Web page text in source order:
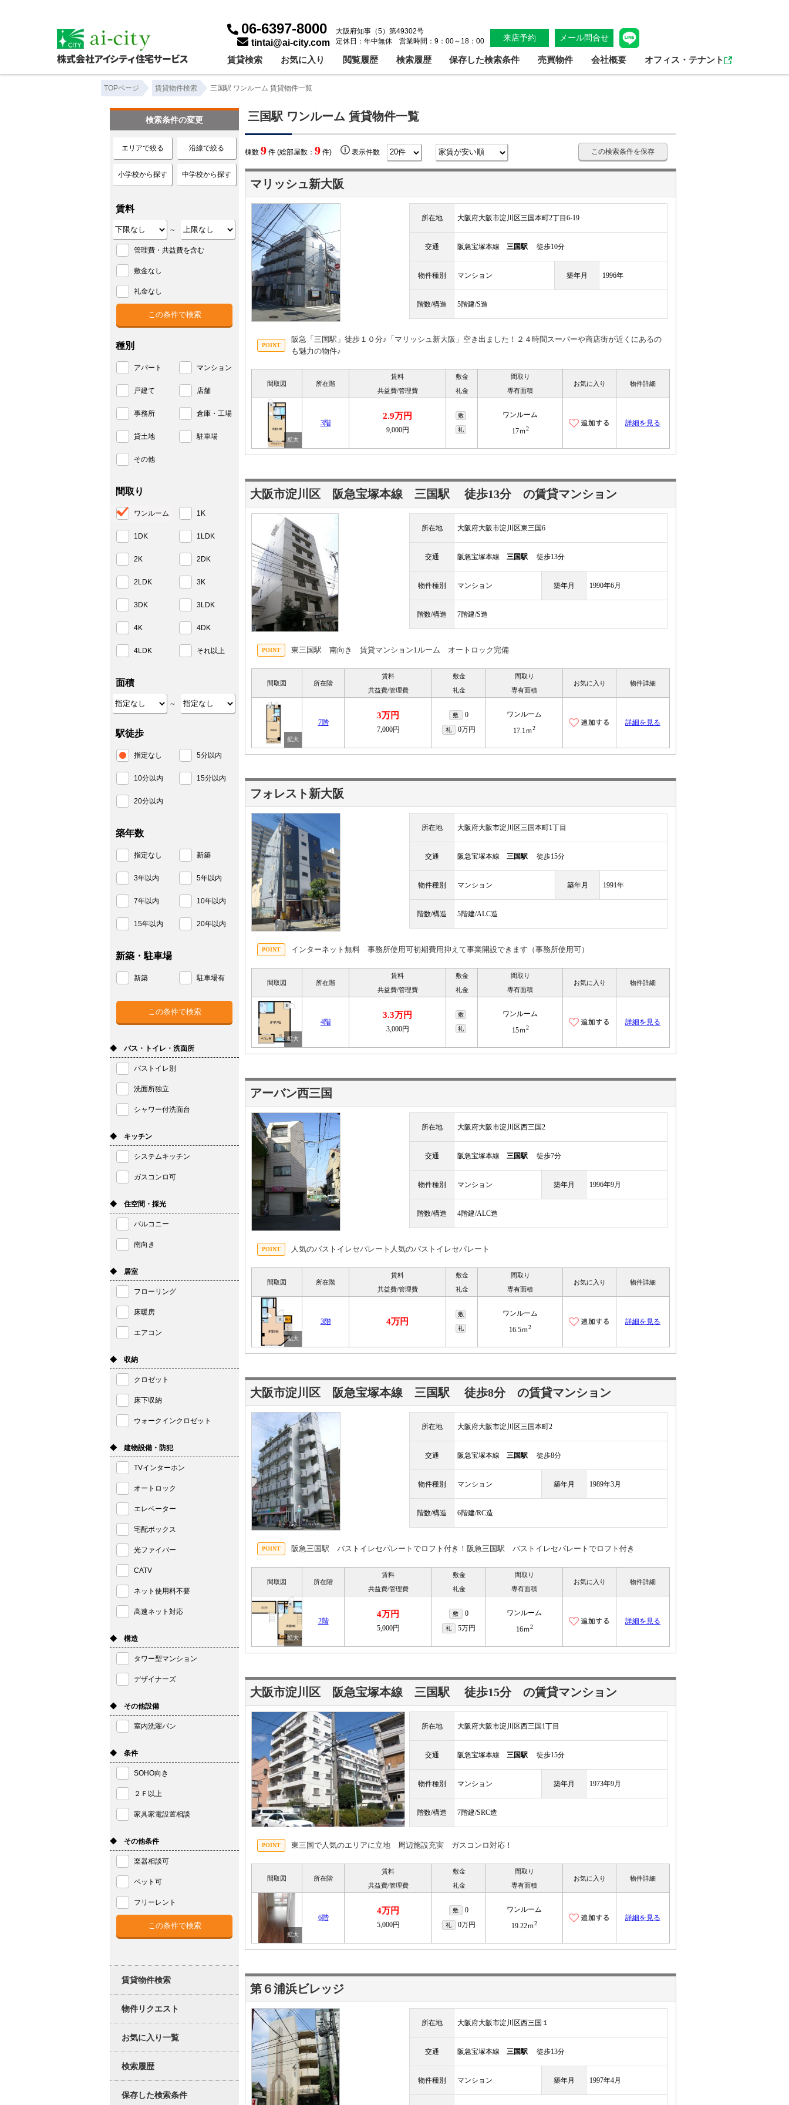
06-6397-8000
tintai@ai-city.com
大阪府知事（5）第49302号
定休日：年中無休 営業時間：9：00～18：00
来店予約 メール問合せ
賃貸検索 お気に入り 閲覧履歴 検索履歴 保存した検索条件 売買物件 会社概要 オフィス・テナント
TOPページ 賃貸物件検索 三国駅 ワンルーム 賃貸物件一覧
三国駅 ワンルーム 賃貸物件一覧
棟数 9 件 (総部屋数： 9 件) 表示件数 この検索条件を保存
マリッシュ新大阪
所在地 大阪府大阪市淀川区三国本町2丁目6-19
交通 阪急宝塚本線 三国駅 徒歩10分
物件種別 マンション 築年月 1996年
階数/構造 5階建/S造
阪急「三国駅」徒歩１０分♪「マリッシュ新大阪」空き出ました！２４時間スーパーや商店街が近くにあるの
も魅力の物件♪
間取図 所在階
賃料
共益費/管理費
敷金
礼金
間取り
専有面積
お気に入り 物件詳細
3階
2.9万円
9,000円
敷
礼
ワンルーム
17ｍ2
詳細を見る
大阪市淀川区 阪急宝塚本線 三国駅 徒歩13分 の賃貸マンション
所在地 大阪府大阪市淀川区東三国6
交通 阪急宝塚本線 三国駅 徒歩13分
物件種別 マンション 築年月 1990年6月
階数/構造 7階建/S造
東三国駅 南向き 賃貸マンション1ルーム オートロック完備
間取図 所在階
賃料
共益費/管理費
敷金
礼金
間取り
専有面積
お気に入り 物件詳細
7階
3万円
7,000円
敷 0
礼 0万円
ワンルーム
17.1ｍ2
詳細を見る
フォレスト新大阪
所在地 大阪府大阪市淀川区三国本町1丁目
交通 阪急宝塚本線 三国駅 徒歩15分
物件種別 マンション 築年月 1991年
階数/構造 5階建/ALC造
インターネット無料 事務所使用可初期費用抑えて事業開設できます（事務所使用可）
間取図 所在階
賃料
共益費/管理費
敷金
礼金
間取り
専有面積
お気に入り 物件詳細
4階
3.3万円
3,000円
敷
礼
ワンルーム
15ｍ2
詳細を見る
アーバン西三国
所在地 大阪府大阪市淀川区西三国2
交通 阪急宝塚本線 三国駅 徒歩7分
物件種別 マンション 築年月 1996年9月
階数/構造 4階建/ALC造
人気のバストイレセパレート人気のバストイレセパレート
間取図 所在階
賃料
共益費/管理費
敷金
礼金
間取り
専有面積
お気に入り 物件詳細
3階 4万円
敷
礼
ワンルーム
16.5ｍ2
詳細を見る
大阪市淀川区 阪急宝塚本線 三国駅 徒歩8分 の賃貸マンション
所在地 大阪府大阪市淀川区三国本町2
交通 阪急宝塚本線 三国駅 徒歩8分
物件種別 マンション 築年月 1989年3月
階数/構造 6階建/RC造
阪急三国駅 バストイレセパレートでロフト付き！阪急三国駅 バストイレセパレートでロフト付き
間取図 所在階
賃料
共益費/管理費
敷金
礼金
間取り
専有面積
お気に入り 物件詳細
2階
4万円
5,000円
敷 0
礼 5万円
ワンルーム
16ｍ2
詳細を見る
大阪市淀川区 阪急宝塚本線 三国駅 徒歩15分 の賃貸マンション
所在地 大阪府大阪市淀川区西三国1丁目
交通 阪急宝塚本線 三国駅 徒歩15分
物件種別 マンション 築年月 1973年9月
階数/構造 7階建/SRC造
東三国で人気のエリアに立地 周辺施設充実 ガスコンロ対応！
間取図 所在階
賃料
共益費/管理費
敷金
礼金
間取り
専有面積
お気に入り 物件詳細
6階
4万円
5,000円
敷 0
礼 0万円
ワンルーム
19.22ｍ2
詳細を見る
第６浦浜ビレッジ
所在地 大阪府大阪市淀川区西三国１
交通 阪急宝塚本線 三国駅 徒歩13分
物件種別 マンション 築年月 1997年4月
検索条件の変更
エリアで絞る 沿線で絞る
小学校から探す 中学校から探す
賃料
～
管理費・共益費を含む
敷金なし
礼金なし
種別
アパート マンション
戸建て 店舗
事務所 倉庫・工場
貸土地 駐車場
その他
間取り
ワンルーム 1K
1DK 1LDK
2K 2DK
2LDK 3K
3DK 3LDK
4K 4DK
4LDK それ以上
面積
～
駅徒歩
指定なし 5分以内
10分以内 15分以内
20分以内
築年数
指定なし 新築
3年以内 5年以内
7年以内 10年以内
15年以内 20年以内
新築・駐車場
新築 駐車場有
◆ バス・トイレ・洗面所
バストイレ別
洗面所独立
シャワー付洗面台
◆ キッチン
システムキッチン
ガスコンロ可
◆ 住空間・採光
バルコニー
南向き
◆ 居室
フローリング
床暖房
エアコン
◆ 収納
クロゼット
床下収納
ウォークインクロゼット
◆ 建物設備・防犯
TVインターホン
オートロック
エレベーター
宅配ボックス
光ファイバー
CATV
ネット使用料不要
高速ネット対応
◆ 構造
タワー型マンション
デザイナーズ
◆ その他設備
室内洗濯パン
◆ 条件
SOHO向き
２Ｆ以上
家具家電設置相談
◆ その他条件
楽器相談可
ペット可
フリーレント
賃貸物件検索
物件リクエスト
お気に入り一覧
検索履歴
保存した検索条件